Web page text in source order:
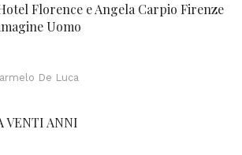
Florence e Angela Carpio Firenze
Uomo
De Luca
VENTI ANNI